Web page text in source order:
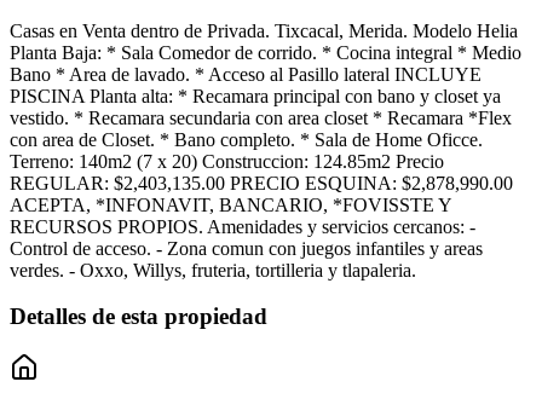
Casas en Venta dentro de Privada. Tixcacal, Merida. Modelo Helia
Planta Baja: * Sala Comedor de corrido. * Cocina integral * Medio
Bano * Area de lavado. * Acceso al Pasillo lateral INCLUYE
PISCINA Planta alta: * Recamara principal con bano y closet ya
vestido. * Recamara secundaria con area closet * Recamara *Flex
con area de Closet. * Bano completo. * Sala de Home Oficce.
Terreno: 140m2 (7 x 20) Construccion: 124.85m2 Precio
REGULAR: $2,403,135.00 PRECIO ESQUINA: $2,878,990.00
ACEPTA, *INFONAVIT, BANCARIO, *FOVISSTE Y
RECURSOS PROPIOS. Amenidades y servicios cercanos: -
Control de acceso. - Zona comun con juegos infantiles y areas
verdes. - Oxxo, Willys, fruteria, tortilleria y tlapaleria.
Detalles de esta propiedad